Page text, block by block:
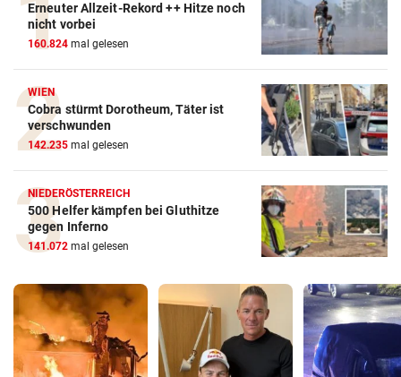
Erneuter Allzeit-Rekord ++ Hitze noch
nicht vorbei
160.824 mal gelesen
WIEN
Cobra stürmt Dorotheum, Täter ist
verschwunden
142.235 mal gelesen
NIEDERÖSTERREICH
500 Helfer kämpfen bei Gluthitze
gegen Inferno
141.072 mal gelesen